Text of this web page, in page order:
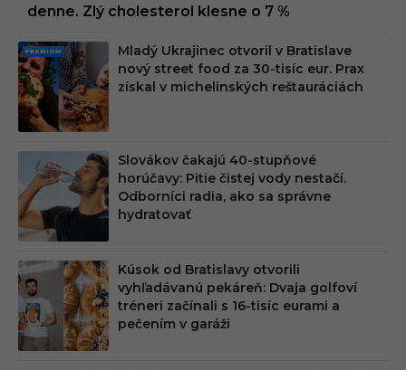
denne. Zlý cholesterol klesne o 7 %
PRE
MIU
M
Mladý Ukrajinec otvoril v Bratislave
nový street food za 30-tisíc eur. Prax
získal v michelinských reštauráciách
Slovákov čakajú 40-stupňové
horúčavy: Pitie čistej vody nestačí.
Odborníci radia, ako sa správne
hydratovať
Kúsok od Bratislavy otvorili
vyhľadávanú pekáreň: Dvaja golfoví
tréneri začínali s 16-tisíc eurami a
pečením v garáži